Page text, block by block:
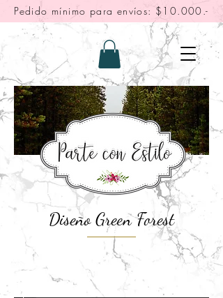
Pedido mínimo para envíos: $10.000.-
Diseño Green Forest
"Fotos solo referenciales, leer descripción"